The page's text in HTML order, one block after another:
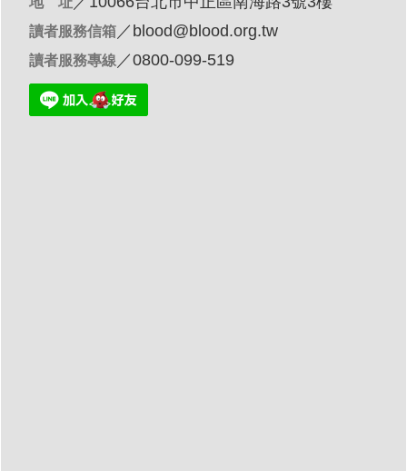
讀者服務信箱 ／ blood@blood.org.tw
讀者服務專線 ／0800-099-519